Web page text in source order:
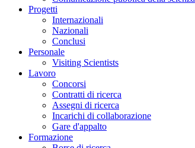
Progetti
Internazionali
Nazionali
Conclusi
Personale
Visiting Scientists
Lavoro
Concorsi
Contratti di ricerca
Assegni di ricerca
Incarichi di collaborazione
Gare d'appalto
Formazione